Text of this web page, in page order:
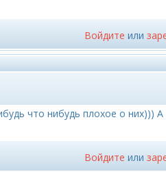
Войдите или
что нибудь плохое о них)))
Войдите или